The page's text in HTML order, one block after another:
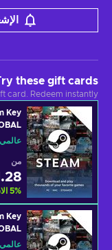
these gift cards
card. Redeem instantly.
Key
عالمي
من
5%
Key
عالمي